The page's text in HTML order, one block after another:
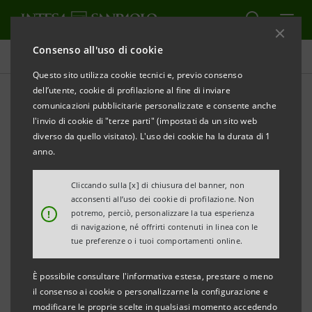
Consenso all'uso di cookie
Questo sito utilizza cookie tecnici e, previo consenso
dell’utente, cookie di profilazione al fine di inviare
comunicazioni pubblicitarie personalizzate e consente anche
l'invio di cookie di "terze parti" (impostati da un sito web
diverso da quello visitato). L'uso dei cookie ha la durata di 1
anno.
!
Cliccando sulla [x] di chiusura del banner, non
acconsenti all’uso dei cookie di profilazione. Non
potremo, perciò, personalizzare la tua esperienza
di navigazione, né offrirti contenuti in linea con le
tue preferenze o i tuoi comportamenti online.
È possibile consultare l'informativa estesa, prestare o meno
il consenso ai cookie o personalizzarne la configurazione e
modificare le proprie scelte in qualsiasi momento accedendo
Comunicati stampa
STAMPA AGGIORNA
STERIGENICS ITALY PROSEGUE IL SUO PERCORSO DI
CRESCITA
E CONTINUA A INVESTIRE SUL WELFARE AZIENDALE
CON INTESA SANPAOLO
L’azienda emiliana ha scelto di ‘premiare’ i propri
dipendenti con una polizza sanitaria collettiva
messa a disposizione dal gruppo bancario leader in
Italia